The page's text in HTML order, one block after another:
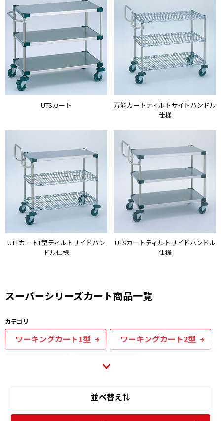
UTSカート
万能カートティルトサイドハンドル
仕様
UTTカート1型ティルトサイドハン
ドル仕様
UTSカートティルトサイドハンドル
仕様
スーパーシリーズカート商品一覧
カテゴリ
ワーキングカート1型 ワーキングカート2型
万能カート
UTSカート
並べ替え⇅